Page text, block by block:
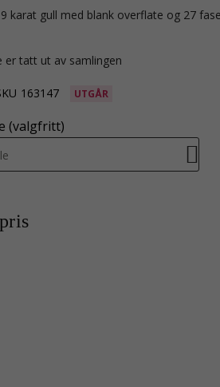
er tatt ut av samlingen
163147 UTGÅR
(valgfritt)